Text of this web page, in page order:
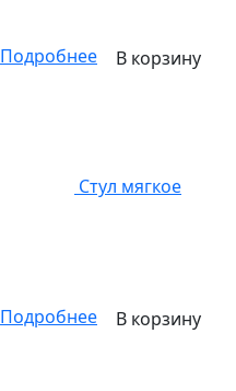
Подробнее В корзину
Стул мягкое
Подробнее В корзину